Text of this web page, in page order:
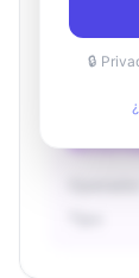
Ciudad
Región
🔒